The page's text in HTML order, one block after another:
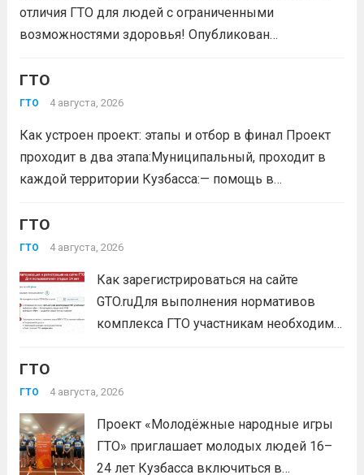
отличия ГТО для людей с ограниченными
возможностями здоровья! Опубликован
Российской Федерации № 229 НГ от 22 июля 2026
года. Документ утверждает список граждан,
Всероссийского физкультурно-спортивного
комплекса...Читать дальше
ГТО
ГТО 4 августа, 2026
Как устроен проект: этапы и отбор в финал Проект
проходит в два этапа:Муниципальный, проходит в
каждой территории Кузбасса:— помощь в
класс по правильной технике выполнения
нормативов комплекса ГТО;— тренировочные
Читать дальше
ГТО
ГТО 4 августа, 2026
Как зарегистрироваться на сайте
GTO.ruДля выполнения нормативов
комплекса ГТО участникам необходимо
выбери своё муниципальное
приходи на площадку. Возьми
документ, удостоверяющий личность,
ГТО
ГТО 4 августа, 2026
Проект «Молодёжные народные игры
ГТО» приглашает молодых людей 16–
24 лет Кузбасса включиться в